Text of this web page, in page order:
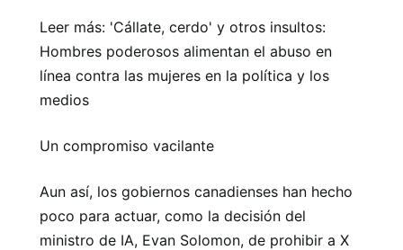
Leer más: 'Cállate, cerdo' y otros insultos:
Hombres poderosos alimentan el abuso en
línea contra las mujeres en la política y los
medios
Un compromiso vacilante
Aun así, los gobiernos canadienses han hecho
poco para actuar, como la decisión del
ministro de IA, Evan Solomon, de prohibir a X